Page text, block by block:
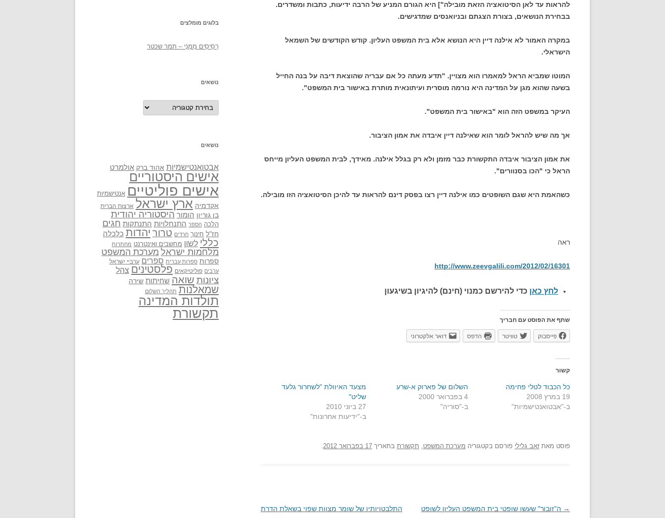
להראות עד לאן הסיטואציה הזאת מובילה"] היא הגורם המניע של הרבה ידיעות, כתבות ומשדרים.
בבחירת הנושאים, בצורת הצגתם ובניואנסים שמדגישים.
במקרה האמור לא אילנה דיין היא הנושא אלא בית המשפט העליון. קודש הקודשים של השמאל
הישראלי.
המוטו שמביא הראל למאמרו הוא מצויין. "תדע מעתה כל אם עבריה שהוצאת דיבה על בנה החייל
בשעה שהוא מגן על המדינה היא נורמה מוסרית ועיתונאית מותרת באישור בית המשפט".
העיקר במשפט הזה הוא "באישור בית המשפט".
אך מה שיש להראל לומר הוא שאילנה דיין איבדה את אמון הציבור.
את אמון הציבור איבדה התקשורת כבר מזמן ולא רק בגלל אילנה. מאידך, לבית המשפט העליון מייחס
הראל כי "הכו בסנוורים".
כשהאמת היא שגם השופטים כמו אילנה דיין רצו בפסק דינם להראות עד להיכן הסיטואציה הזו מובילה.
ראה
http://www.zeevgalili.com/2012/02/16301
לחץ כאן כדי להירשם כמנוי (חינם) להיגיון בשיגעון
שתף את הפוסט עם חבריך
פייסבוק טוויטר הדפס דואר אלקטרוני
קשור
כל הכבוד לטלי פחימה
19 במרץ 2008
ב-"אבטואנטישמיות"
השלום של פארוק א-שרע
4 בפברואר 2000
ב-"סוריה"
מצעד האיוולת "לשחרור גלעד
שליט"
27 ביוני 2010
ב-"ידיעות אחרונות"
פוסט מאת זאב גלילי פורסם בקטגוריה מערכת המשפט, תקשורת בתאריך 17 בפברואר 2012 .
ניווט
→ ה"זובור" שעשו שופטי בית המשפט העליון לשופט
התלבטויותיו של שומר מצוות שפוי בשאלת הדרת
בלוגים מומלצים
רְסִיסִים מִמֶנִי – תמר שכטר
נושאים
נושאים
נושאים
אבטואנטישמיות אהוד ברק אולמרט
אישים היסטוריים
אישים פוליטיים אנטישמיות
אקדמיה ארץ ישראל ארצות הברית
בן גוריון הומור היסטוריה יהודית
הלכה הספר התנחלויות התנתקות חגים
חז"ל חינוך חרדים טרור יהדות כלכלה
כללי לשון מחשבים ואינטרנט מחתרות
מלחמות ישראל מערכת המשפט
ספרות ספרות עברית ספרים ערביי ישראל
ערבים פוליטיקאים פלסטינים צהל
ציונות שואה שחיתות שירה
שמאלנות תהליך השלום
תולדות המדינה
תקשורת